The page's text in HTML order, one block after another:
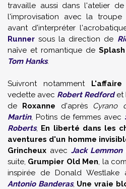
travaille aussi dans l'atelier
l'improvisation avec la troupe
avant d'interpréter
Runner sous la direction de
naîve et romantique de Splash
Tom Hanks.
Suivront notamment
vedette avec Robert Redfordet
de Roxanne d'après Cyrano
Martin, Potins de femmes avec
Roberts, En liberté dans les
aventures d'un homme
Grincheux avec Jack Lemmon
suite, Grumpier Old Men, la
inspirée de Donald Westlake
Antonio Banderas, Une vraie